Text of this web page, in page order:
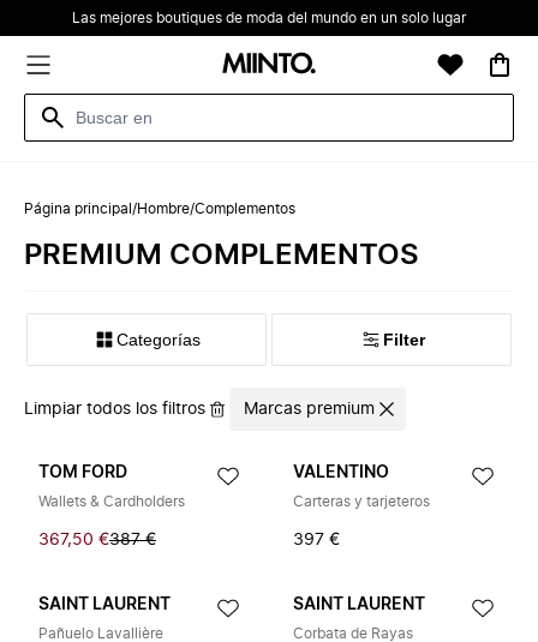
Las mejores boutiques de moda del mundo en un solo lugar
Página principal /Hombre/Complementos
PREMIUM COMPLEMENTOS
Categorías Filter
Limpiar todos los filtros Marcas premium
TOM FORD
Wallets & Cardholders
367,50 €387 €
VALENTINO
Carteras y tarjeteros
397 €
SAINT LAURENT
Pañuelo Lavallière
SAINT LAURENT
Corbata de Rayas